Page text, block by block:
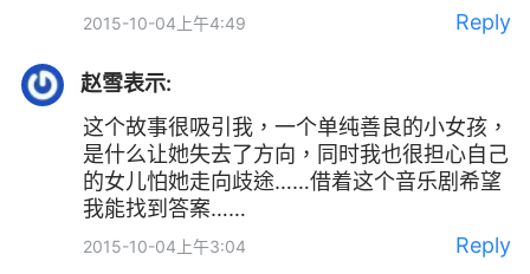
2015-10-04上午4:49
Reply
赵雪表示:
2015-10-04上午3:04
这个故事很吸引我，一个单纯善良的小女孩，
是什么让她失去了方向，同时我也很担心自己
的女儿怕她走向歧途……借着这个音乐剧希望
我能找到答案……
Reply